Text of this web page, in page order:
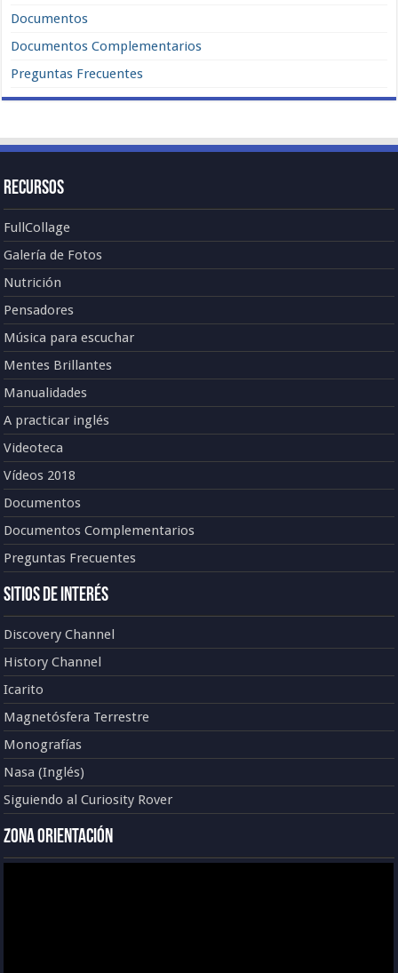
Documentos
Documentos Complementarios
Preguntas Frecuentes
Recursos
FullCollage
Galería de Fotos
Nutrición
Pensadores
Música para escuchar
Mentes Brillantes
Manualidades
A practicar inglés
Videoteca
Vídeos 2018
Documentos
Documentos Complementarios
Preguntas Frecuentes
Sitios de Interés
Discovery Channel
History Channel
Icarito
Magnetósfera Terrestre
Monografías
Nasa (Inglés)
Siguiendo al Curiosity Rover
Zona Orientación